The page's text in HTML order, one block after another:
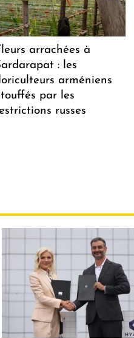
arrachées à
: les
arméniens
par les
russes